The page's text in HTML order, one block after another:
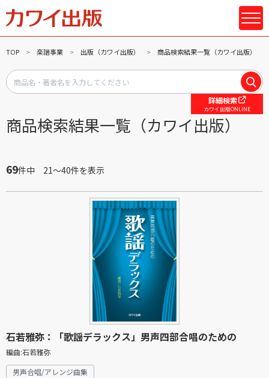
TOP 楽譜事業 出版（カワイ出版） 商品検索結果一覧（カワイ出版）
商品検索結果一覧（カワイ出版）
詳細検索
カワイ出版ONLINE
69件中 21～40件を表示
石若雅弥：「歌謡デラックス」男声四部合唱のための
編曲:石若雅弥
男声合唱/アレンジ曲集